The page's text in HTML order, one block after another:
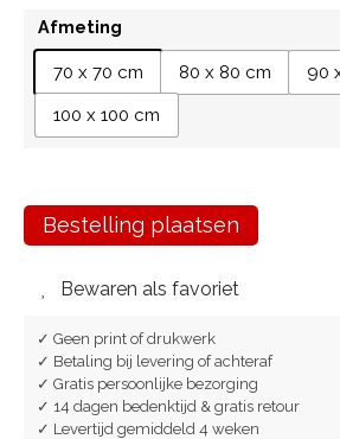
Afmeting
70 x 70 cm 80 x 80 cm
90
100 x 100 cm
Bestelling plaatsen
Bewaren als favoriet
✓ Geen print of drukwerk
✓ Betaling bij levering of achteraf
✓ Gratis persoonlijke bezorging
✓ 14 dagen bedenktijd & gratis retour
✓ Levertijd gemiddeld 4 weken